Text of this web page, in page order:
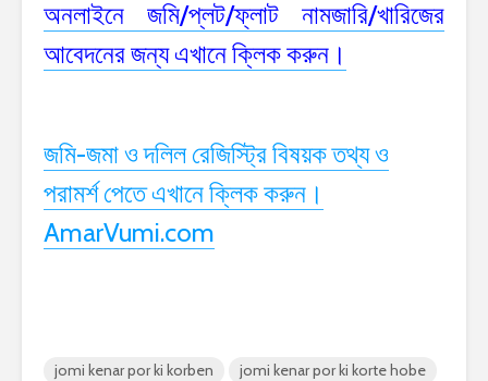
অনলাইনে জমি/প্লট/ফ্লাট নামজারি/খারিজের
আবেদনের জন্য এখানে ক্লিক করুন।
জমি-জমা ও দলিল রেজিস্ট্রি বিষয়ক তথ্য ও
পরামর্শ পেতে এখানে ক্লিক করুন।
AmarVumi.com
jomi kenar por ki korben
jomi kenar por ki korte hobe